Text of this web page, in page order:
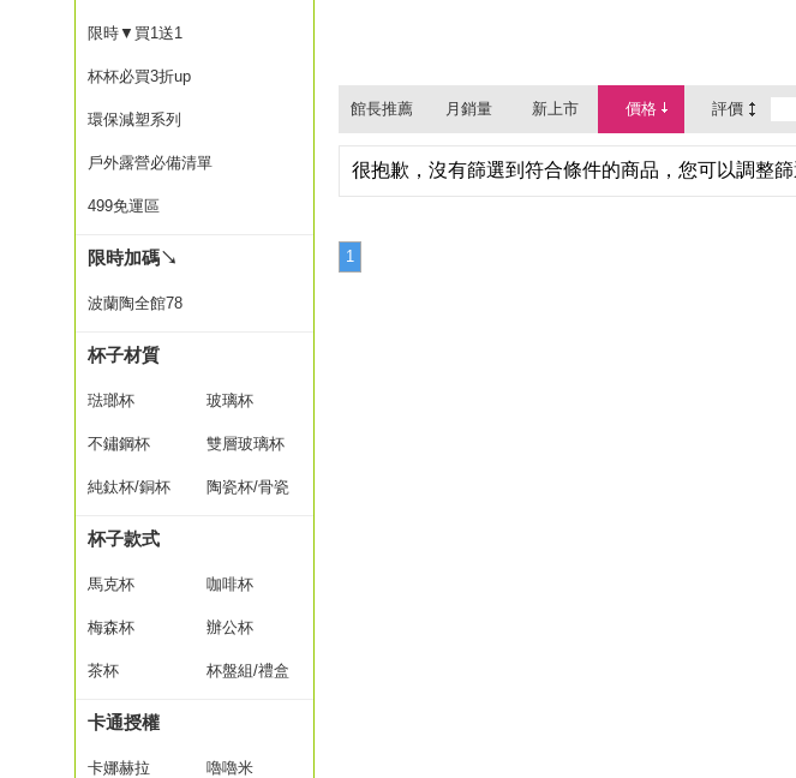
限時▼買1送1
杯杯必買3折up
環保減塑系列
戶外露營必備清單
499免運區
限時加碼↘
波蘭陶全館78
折up
杯子材質
琺瑯杯 玻璃杯
不鏽鋼杯 雙層玻璃杯
純鈦杯/銅杯 陶瓷杯/骨瓷
杯子款式
馬克杯 咖啡杯
梅森杯 辦公杯
茶杯 杯盤組/禮盒
卡通授權
卡娜赫拉 嚕嚕米
館長推薦 月銷量 新上市 價格 評價
很抱歉，沒有篩選到符合條件的商品，您可以調整篩
1